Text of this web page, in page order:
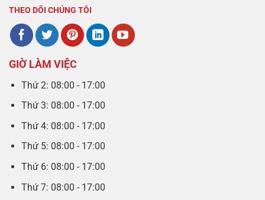
THEO DÕI CHÚNG TÔI
GIỜ LÀM VIỆC
Thứ 2: 08:00 - 17:00
Thứ 3: 08:00 - 17:00
Thứ 4: 08:00 - 17:00
Thứ 5: 08:00 - 17:00
Thứ 6: 08:00 - 17:00
Thứ 7: 08:00 - 17:00